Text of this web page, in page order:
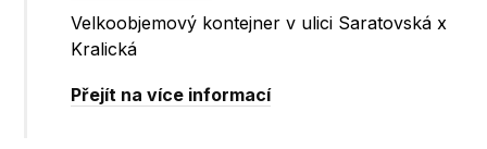
Velkoobjemový kontejner v ulici Saratovská x
Kralická
Přejít na více informací